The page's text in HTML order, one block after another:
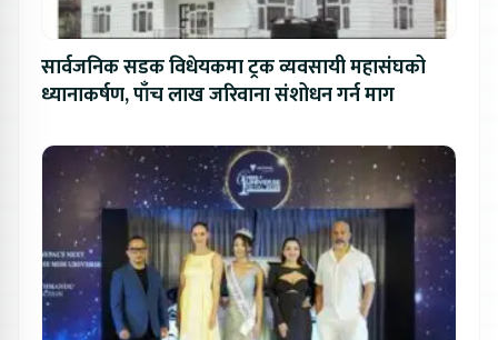
सार्वजनिक सडक विधेयकमा ट्रक व्यवसायी महासंघको
ध्यानाकर्षण, पाँच लाख जरिवाना संशोधन गर्न माग